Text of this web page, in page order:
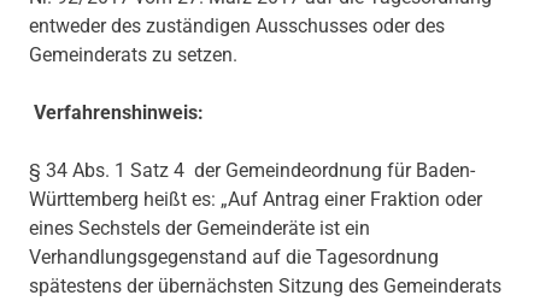
entweder des zuständigen Ausschusses oder des
Gemeinderats zu setzen.
Verfahrenshinweis:
§ 34 Abs. 1 Satz 4 der Gemeindeordnung für Baden-
Württemberg heißt es: „Auf Antrag einer Fraktion oder
eines Sechstels der Gemeinderäte ist ein
Verhandlungsgegenstand auf die Tagesordnung
spätestens der übernächsten Sitzung des Gemeinderats